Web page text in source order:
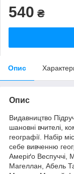
540 ₴
Опис
Опис
Видавництво
шановні вчителі,
географії. Набір
себе вивченню
Амеріґо
Магеллан, Абель